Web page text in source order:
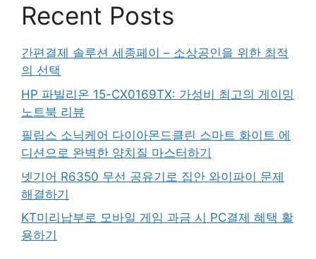
Recent Posts
간편결제 솔루션 세종페이 – 소상공인을 위한 최적
의 선택
HP 파빌리온 15-CX0169TX: 가성비 최고의 게이밍
노트북 리뷰
필립스 소닉케어 다이아몬드클린 스마트 화이트 에
디션으로 완벽한 양치질 마스터하기
넷기어 R6350 무선 공유기로 집안 와이파이 문제
해결하기
KT미리납부로 모바일 게임 과금 시 PC결제 혜택 활
용하기